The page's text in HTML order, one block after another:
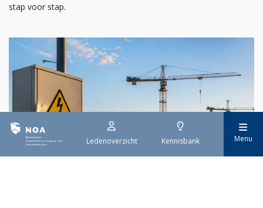
Ledenoverzicht Kennisbank Menu
stap voor stap.